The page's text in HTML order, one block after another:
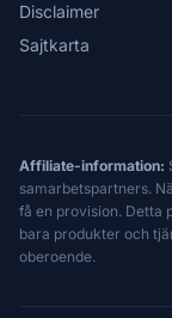
Disclaimer
Sajtkarta
Affiliate-information:
samarbetspartners.
få en provision. Detta
bara produkter och
oberoende.